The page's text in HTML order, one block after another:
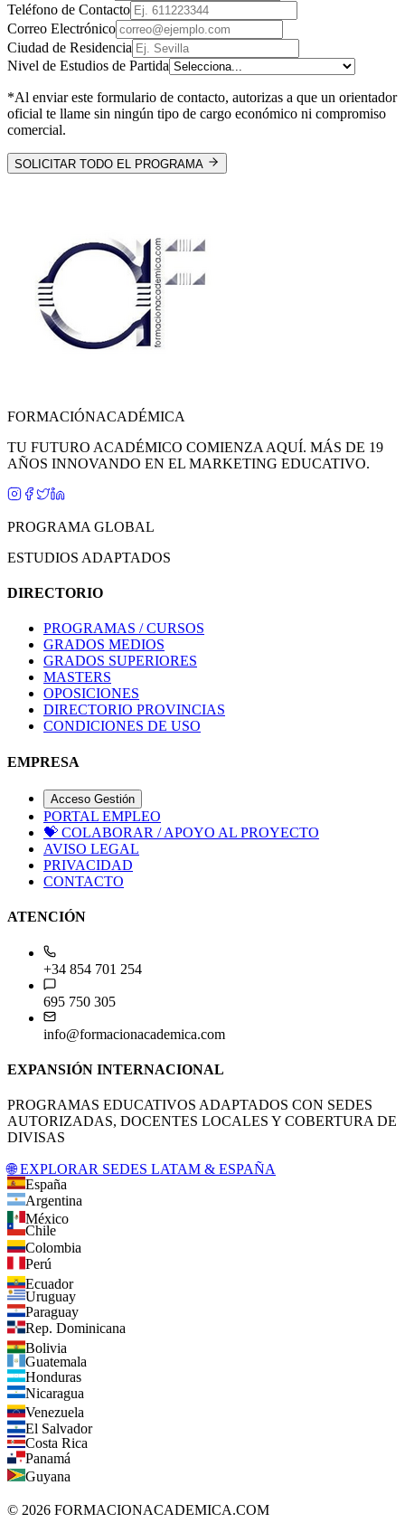
Teléfono de Contacto
Correo Electrónico
Ciudad de Residencia
Nivel de Estudios de Partida
*Al enviar este formulario de contacto, autorizas a que un orientador
oficial te llame sin ningún tipo de cargo económico ni compromiso
comercial.
SOLICITAR TODO EL PROGRAMA
FORMACIÓNACADÉMICA
TU FUTURO ACADÉMICO COMIENZA AQUÍ. MÁS DE 19
AÑOS INNOVANDO EN EL MARKETING EDUCATIVO.
PROGRAMA GLOBAL
ESTUDIOS ADAPTADOS
DIRECTORIO
PROGRAMAS / CURSOS
GRADOS MEDIOS
GRADOS SUPERIORES
MASTERS
OPOSICIONES
DIRECTORIO PROVINCIAS
CONDICIONES DE USO
EMPRESA
Acceso Gestión
PORTAL EMPLEO
💝 COLABORAR / APOYO AL PROYECTO
AVISO LEGAL
PRIVACIDAD
CONTACTO
ATENCIÓN
+34 854 701 254
695 750 305
info@formacionacademica.com
EXPANSIÓN INTERNACIONAL
PROGRAMAS EDUCATIVOS ADAPTADOS CON SEDES
AUTORIZADAS, DOCENTES LOCALES Y COBERTURA DE
DIVISAS
🌐 EXPLORAR SEDES LATAM & ESPAÑA
España
Argentina
México
Chile
Colombia
Perú
Ecuador
Uruguay
Paraguay
Rep. Dominicana
Bolivia
Guatemala
Honduras
Nicaragua
Venezuela
El Salvador
Costa Rica
Panamá
Guyana
© 2026 FORMACIONACADEMICA.COM